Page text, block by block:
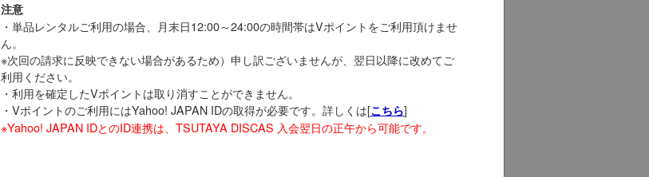
注意
・単品レンタルご利用の場合、月末日12:00～24:00の時間帯はVポイントをご利用頂けませ
ん。
※次回の請求に反映できない場合があるため）申し訳ございませんが、翌日以降に改めてご
利用ください。
・利用を確定したVポイントは取り消すことができません。
・Vポイントのご利用にはYahoo! JAPAN IDの取得が必要です。詳しくは[こちら]
※Yahoo! JAPAN IDとのID連携は、TSUTAYA DISCAS 入会翌日の正午から可能です。